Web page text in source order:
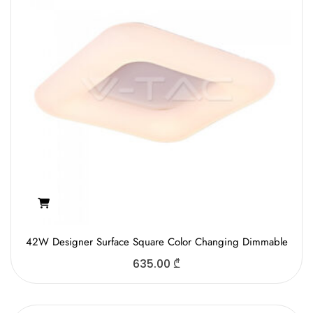
42W Designer Surface Square Color Changing Dimmable
635.00 ₾